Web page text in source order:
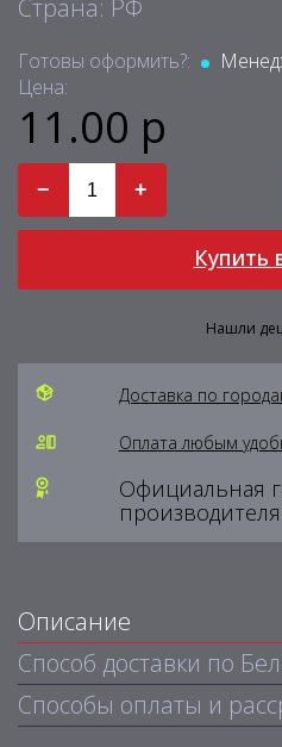
Страна: РФ
Готовы оформить?:
Цена:
11.00 р
− +
Купить
Нашли
Доставка по
Оплата любым
Официальная
производителя
Описание
Способ доставки по
Способы оплаты и